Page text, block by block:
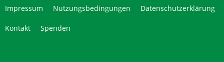
Impressum Nutzungsbedingungen Datenschutzerklärung
Kontakt Spenden